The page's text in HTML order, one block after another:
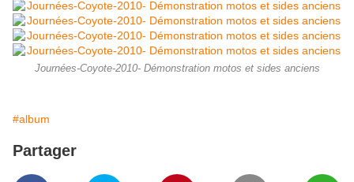
Journées-Coyote-2010- Démonstration motos et sides anciens
#album
Partager